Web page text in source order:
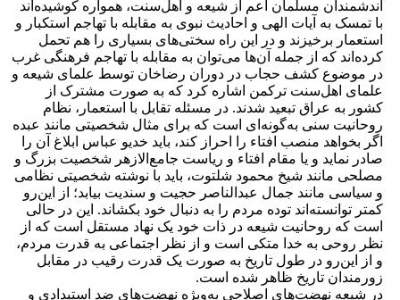
اندشمندان مسلمان اعم از شیعه و اهل‌سنت، همواره کوشیده‌اند
با تمسک به آیات الهی و احادیث نبوی به مقابله با تهاجم استکبار و
استعمار برخیزند و در این راه سختی‌های بسیاری را هم تحمل
کرده‌اند که از جمله آن‌ها می‌توان به مقابله با تهاجم فرهنگی غرب
در موضوع کشف حجاب در دوران رضاخان توسط علمای شیعه و
علمای اهل‌سنت ترکمن اشاره کرد که به صورت مشترک از
کشور به عراق تبعید شدند. در مسئله تقابل با استعمار، نظام
روحانیت سنى به‌گونه‌اى است که برای مثال شخصیتى مانند عبده
اگر بخواهد منصب افتاء را احراز کند، باید خدیو عباس ابلاغ آن را
صادر نماید و یا مقام افتاء و ریاست جامع‌الازهر شخصیت بزرگ و
مصلحى مانند شیخ محمود شلتوت، باید با نوشته شخصیتى نظامى
و سیاسى مانند جمال عبدالناصر حجیت و سندیت بیابد؛ از این‌رو
کمتر توانسته‌اند توده مردم را به دنبال خود بکشاند. این در حالی
است که روحانیت شیعه در ذات خود یک نهاد مستقل است که از
نظر روحى به خدا متکى است و از نظر اجتماعى به قدرت مردم،
و از این‌رو در طول تاریخ به صورت یک قدرت رقیب در مقابل
زورمندان تاریخ ظاهر شده است.
در شیعه نهضت‌هاى اصلاحى به‌ویژه نهضت‌هاى ضد استبدادى و